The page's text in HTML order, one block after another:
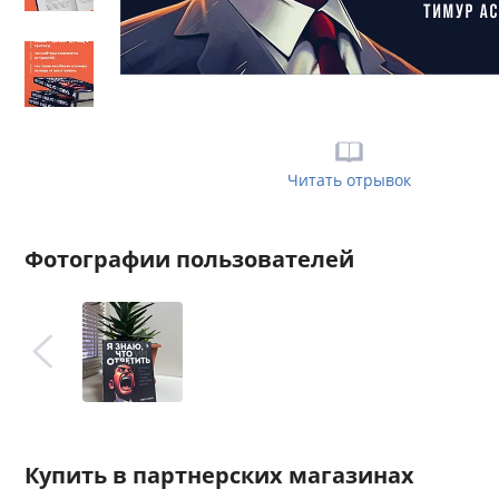
Читать отрывок
Фотографии пользователей
Купить в партнерских магазинах